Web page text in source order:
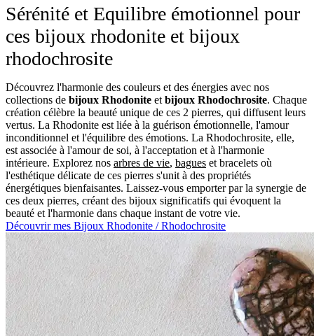
Sérénité et Equilibre émotionnel pour
ces bijoux rhodonite et bijoux
rhodochrosite
Découvrez l'harmonie des couleurs et des énergies avec nos
collections de bijoux Rhodonite et bijoux Rhodochrosite. Chaque
création célèbre la beauté unique de ces 2 pierres, qui diffusent leurs
vertus. La Rhodonite est liée à la guérison émotionnelle, l'amour
inconditionnel et l'équilibre des émotions. La Rhodochrosite, elle,
est associée à l'amour de soi, à l'acceptation et à l'harmonie
intérieure. Explorez nos arbres de vie, bagues et bracelets où
l'esthétique délicate de ces pierres s'unit à des propriétés
énergétiques bienfaisantes. Laissez-vous emporter par la synergie de
ces deux pierres, créant des bijoux significatifs qui évoquent la
beauté et l'harmonie dans chaque instant de votre vie.
Découvrir mes Bijoux Rhodonite / Rhodochrosite